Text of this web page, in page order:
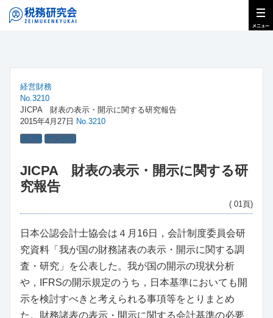
経営財務
No.3210
JICPA 財表の表示・開示に関する研究報告
2015年4月27日 No.3210
JICPA アングル
JICPA 財表の表示・開示に関する研
究報告
( 01頁)
日本公認会計士協会は４月16日，会計制度委員会研
究資料「我が国の財務諸表の表示・開示に関する調
査・研究」を公表した。我が国の開示の現状分析
や，IFRSの開示規定のうち，日本基準においても開
示を検討すべきと考えられる事項等をとりまとめ
た。財務諸表の表示・開示に関する会計基準の必要